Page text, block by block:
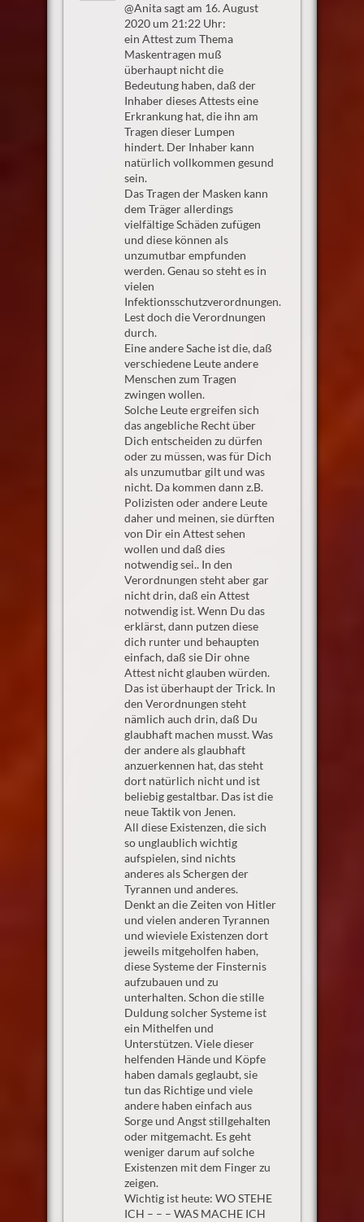
@Anita sagt am 16. August
2020 um 21:22 Uhr:
ein Attest zum Thema
Maskentragen muß
überhaupt nicht die
Bedeutung haben, daß der
Inhaber dieses Attests eine
Erkrankung hat, die ihn am
Tragen dieser Lumpen
hindert. Der Inhaber kann
natürlich vollkommen gesund
sein.
Das Tragen der Masken kann
dem Träger allerdings
vielfältige Schäden zufügen
und diese können als
unzumutbar empfunden
werden. Genau so steht es in
vielen
Infektionsschutzverordnungen.
Lest doch die Verordnungen
durch.
Eine andere Sache ist die, daß
verschiedene Leute andere
Menschen zum Tragen
zwingen wollen.
Solche Leute ergreifen sich
das angebliche Recht über
Dich entscheiden zu dürfen
oder zu müssen, was für Dich
als unzumutbar gilt und was
nicht. Da kommen dann z.B.
Polizisten oder andere Leute
daher und meinen, sie dürften
von Dir ein Attest sehen
wollen und daß dies
notwendig sei.. In den
Verordnungen steht aber gar
nicht drin, daß ein Attest
notwendig ist. Wenn Du das
erklärst, dann putzen diese
dich runter und behaupten
einfach, daß sie Dir ohne
Attest nicht glauben würden.
Das ist überhaupt der Trick. In
den Verordnungen steht
nämlich auch drin, daß Du
glaubhaft machen musst. Was
der andere als glaubhaft
anzuerkennen hat, das steht
dort natürlich nicht und ist
beliebig gestaltbar. Das ist die
neue Taktik von Jenen.
All diese Existenzen, die sich
so unglaublich wichtig
aufspielen, sind nichts
anderes als Schergen der
Tyrannen und anderes.
Denkt an die Zeiten von Hitler
und vielen anderen Tyrannen
und wieviele Existenzen dort
jeweils mitgeholfen haben,
diese Systeme der Finsternis
aufzubauen und zu
unterhalten. Schon die stille
Duldung solcher Systeme ist
ein Mithelfen und
Unterstützen. Viele dieser
helfenden Hände und Köpfe
haben damals geglaubt, sie
tun das Richtige und viele
andere haben einfach aus
Sorge und Angst stillgehalten
oder mitgemacht. Es geht
weniger darum auf solche
Existenzen mit dem Finger zu
zeigen.
Wichtig ist heute: WO STEHE
ICH – – – WAS MACHE ICH